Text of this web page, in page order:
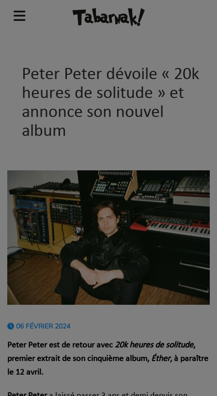
Peter Peter dévoile « 20k
heures de solitude » et
annonce son nouvel
album
06 FÉVRIER 2024
Peter Peter est de retour avec 20k heures de solitude,
premier extrait de son cinquième album, Éther, à paraître
le 12 avril.